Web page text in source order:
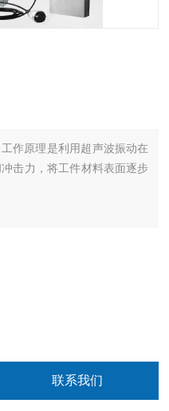
作原理是利用超声波振动在
击力，将工件材料表面逐步
联系我们